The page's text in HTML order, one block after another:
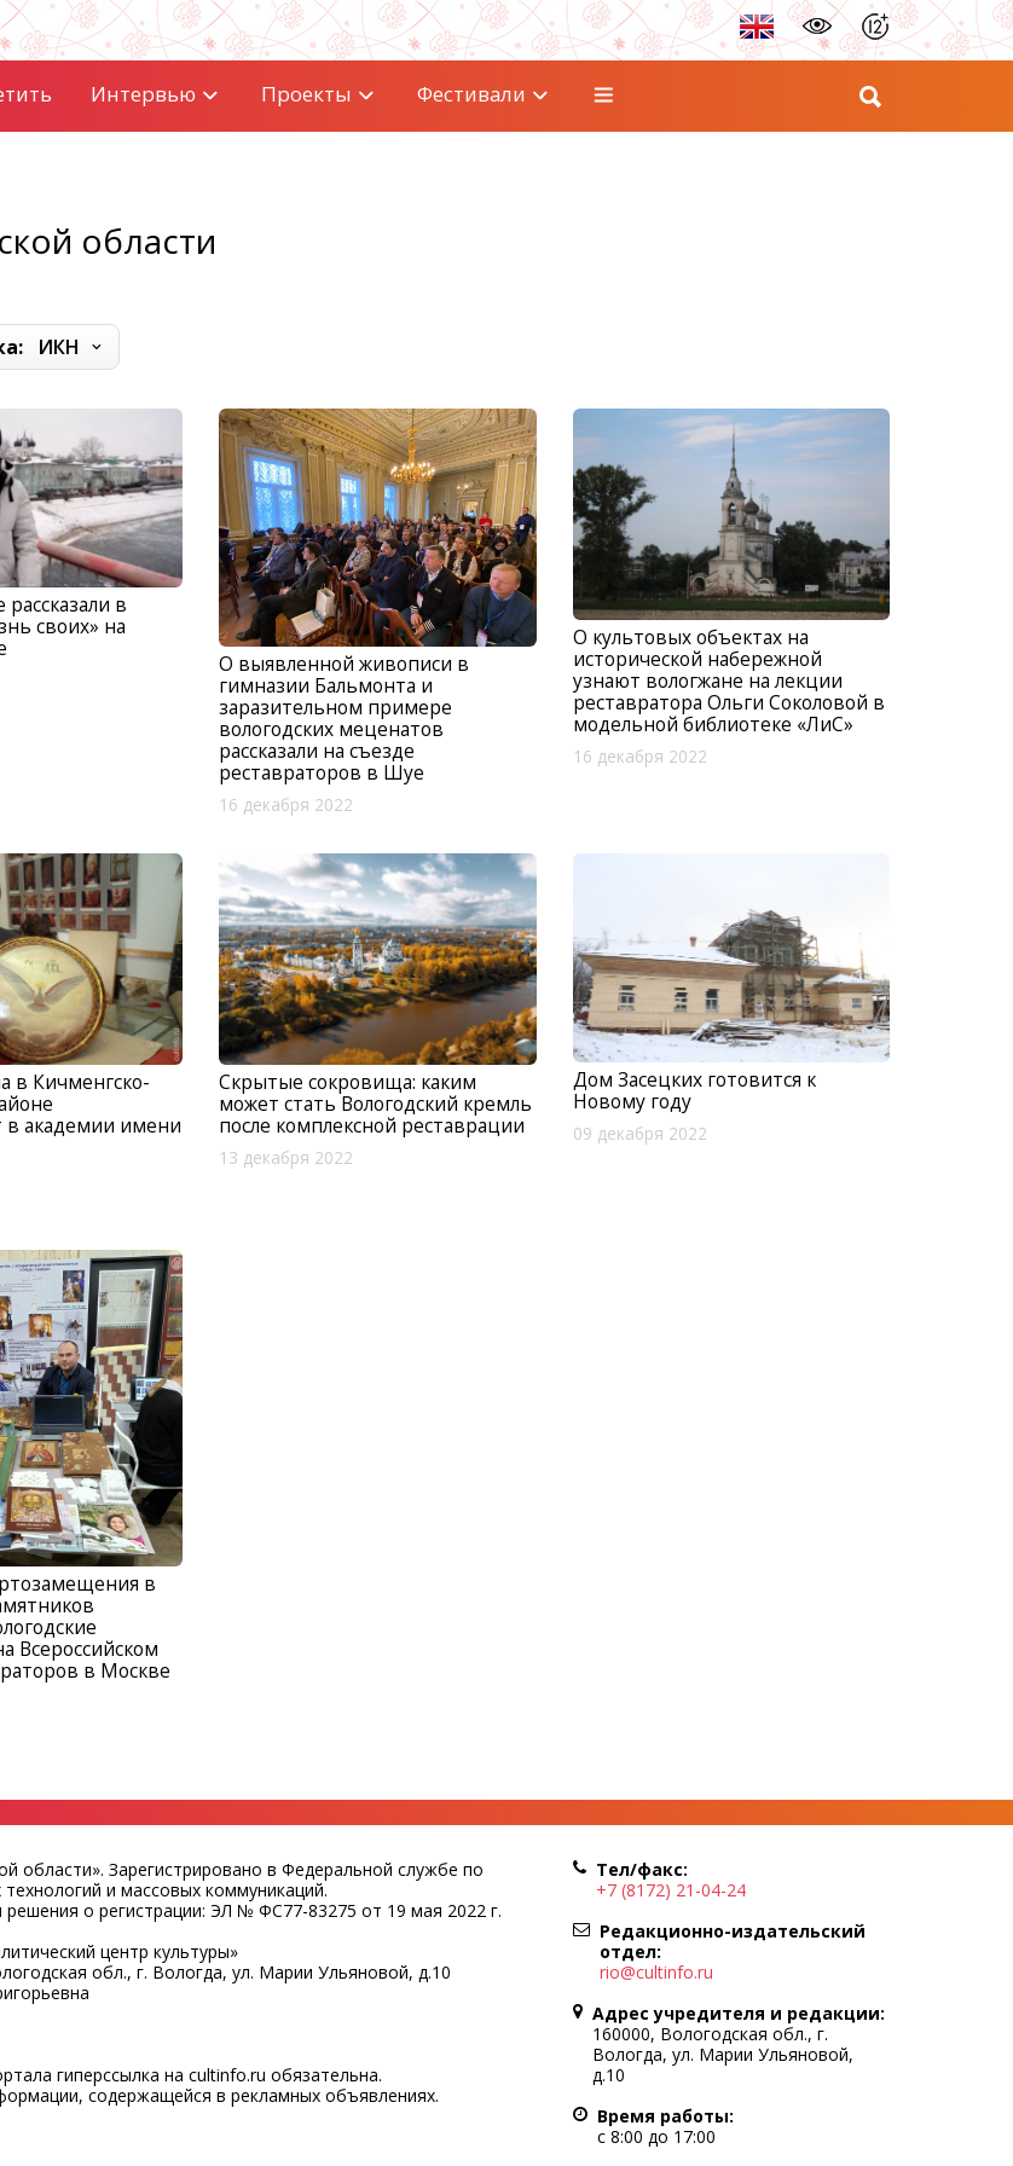
Интервью Проекты Фестивали
области
ИКН
в
своих» на
О выявленной живописи в
гимназии Бальмонта и
заразительном примере
вологодских меценатов
рассказали на съезде
реставраторов в Шуе
16 декабря 2022
О культовых объектах на
исторической набережной
узнают вологжане на лекции
реставратора Ольги Соколовой в
модельной библиотеке «ЛиС»
16 декабря 2022
в Кичменгско-
в академии имени
Скрытые сокровища: каким
может стать Вологодский кремль
после комплексной реставрации
13 декабря 2022
Дом Засецких готовится к
Новому году
09 декабря 2022
в
Всероссийском
в Москве
области». Зарегистрировано в Федеральной службе по
и массовых коммуникаций.
о регистрации: ЭЛ № ФС77-83275 от 19 мая 2022 г.
центр культуры»
обл., г. Вологда, ул. Марии Ульяновой, д.10
гиперссылка на cultinfo.ru обязательна.
содержащейся в рекламных объявлениях.
Тел/факс:
+7 (8172) 21-04-24
Редакционно-издательский
отдел:
rio@cultinfo.ru
Адрес учредителя и редакции:
160000, Вологодская обл., г.
Вологда, ул. Марии Ульяновой,
д.10
Время работы:
с 8:00 до 17:00